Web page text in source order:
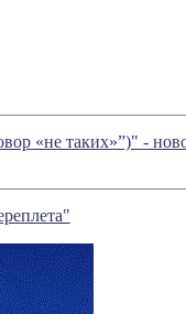
«не таких»”)" -